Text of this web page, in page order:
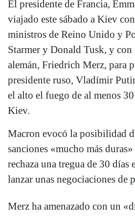
El presidente de Francia,
viajado este sábado a Kiev
ministros de Reino Unido y
Starmer y Donald Tusk, y
alemán, Friedrich Merz, para
presidente ruso, Vladímir
el alto el fuego de al menos
Kiev.
Macron evocó la posibilidad
sanciones «mucho más
rechaza una tregua de 30 días
lanzar unas negociaciones de
Merz ha amenazado con un